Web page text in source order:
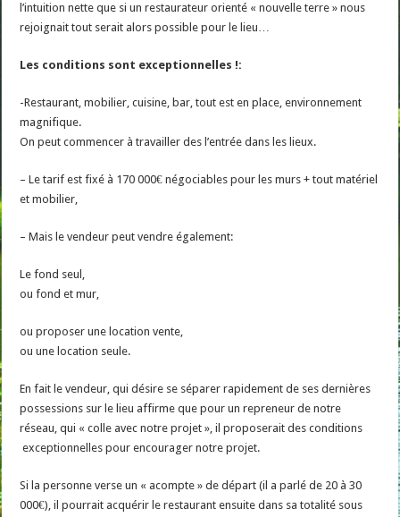
l’intuition nette que si un restaurateur orienté « nouvelle terre » nous
rejoignait tout serait alors possible pour le lieu…
Les conditions sont exceptionnelles !:
-Restaurant, mobilier, cuisine, bar, tout est en place, environnement
magnifique.
On peut commencer à travailler des l’entrée dans les lieux.
– Le tarif est fixé à 170 000€ négociables pour les murs + tout matériel
et mobilier,
– Mais le vendeur peut vendre également:
Le fond seul,
ou fond et mur,
ou proposer une location vente,
ou une location seule.
En fait le vendeur, qui désire se séparer rapidement de ses dernières
possessions sur le lieu affirme que pour un repreneur de notre
réseau, qui « colle avec notre projet », il proposerait des conditions
exceptionnelles pour encourager notre projet.
Si la personne verse un « acompte » de départ (il a parlé de 20 à 30
000€), il pourrait acquérir le restaurant ensuite dans sa totalité sous